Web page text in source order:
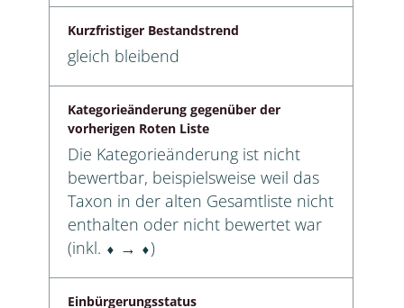
Kurzfristiger Bestandstrend
gleich bleibend
Kategorieänderung gegenüber der
vorherigen Roten Liste
Die Kategorieänderung ist nicht
bewertbar, beispielsweise weil das
Taxon in der alten Gesamtliste nicht
enthalten oder nicht bewertet war
(inkl. ⬧ → ⬧)
Einbürgerungsstatus